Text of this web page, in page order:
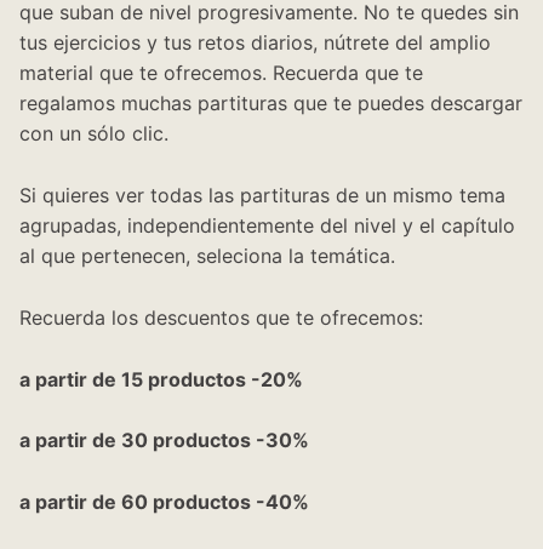
que suban de nivel progresivamente. No te quedes sin
tus ejercicios y tus retos diarios, nútrete del amplio
material que te ofrecemos. Recuerda que te
regalamos muchas partituras que te puedes descargar
con un sólo clic.
Si quieres ver todas las partituras de un mismo tema
agrupadas, independientemente del nivel y el capítulo
al que pertenecen, seleciona la temática.
Recuerda los descuentos que te ofrecemos:
a partir de 15 productos -20%
a partir de 30 productos -30%
a partir de 60 productos -40%